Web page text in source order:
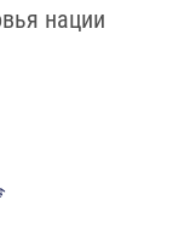
нации